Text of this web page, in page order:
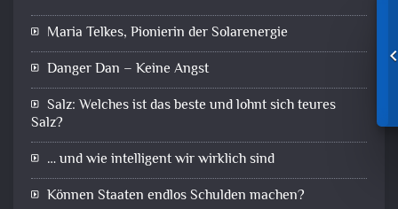
Maria Telkes, Pionierin der Solarenergie
Danger Dan – Keine Angst
Salz: Welches ist das beste und lohnt sich teures
Salz?
… und wie intelligent wir wirklich sind
Können Staaten endlos Schulden machen?